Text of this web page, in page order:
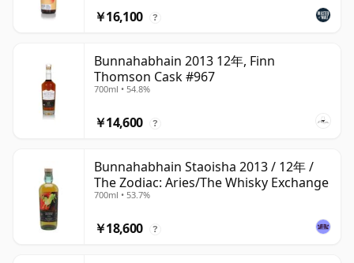
￥16,100 ?
Bunnahabhain 2013 12年, Finn
Thomson Cask #967
700ml • 54.8%
￥14,600 ?
Bunnahabhain Staoisha 2013 / 12年 /
The Zodiac: Aries/The Whisky Exchange
700ml • 53.7%
￥18,600 ?